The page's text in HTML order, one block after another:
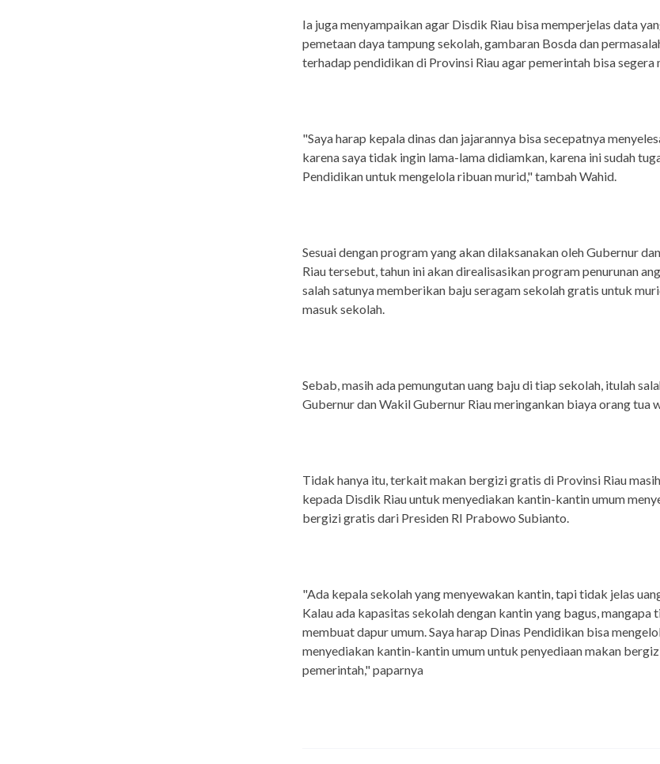
Ia juga menyampaikan agar Disdik Riau bisa memperjelas data
pemetaan daya tampung sekolah, gambaran Bosda dan
terhadap pendidikan di Provinsi Riau agar pemerintah bisa segera
"Saya harap kepala dinas dan jajarannya bisa secepatnya
karena saya tidak ingin lama-lama didiamkan, karena ini sudah
Pendidikan untuk mengelola ribuan murid," tambah Wahid.
Sesuai dengan program yang akan dilaksanakan oleh Gubernur
Riau tersebut, tahun ini akan direalisasikan program penurunan
salah satunya memberikan baju seragam sekolah gratis untuk
masuk sekolah.
Sebab, masih ada pemungutan uang baju di tiap sekolah, itulah
Gubernur dan Wakil Gubernur Riau meringankan biaya orang tua
Tidak hanya itu, terkait makan bergizi gratis di Provinsi Riau
kepada Disdik Riau untuk menyediakan kantin-kantin umum
bergizi gratis dari Presiden RI Prabowo Subianto.
"Ada kepala sekolah yang menyewakan kantin, tapi tidak jelas
Kalau ada kapasitas sekolah dengan kantin yang bagus,
membuat dapur umum. Saya harap Dinas Pendidikan bisa
menyediakan kantin-kantin umum untuk penyediaan makan
pemerintah," paparnya